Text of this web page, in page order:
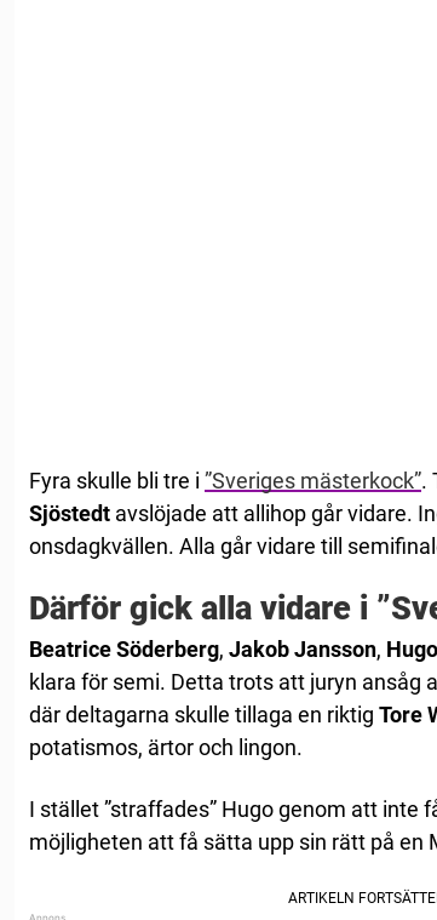
Fyra skulle bli tre i ”Sveriges mästerkock”.
Sjöstedt avslöjade att allihop går vidare.
onsdagkvällen. Alla går vidare till
Därför gick alla vidare i
Beatrice Söderberg, Jakob Jansson,
klara för semi. Detta trots att juryn ansåg
där deltagarna skulle tillaga en riktig Tore
potatismos, ärtor och lingon.
I stället ”straffades” Hugo genom att inte
möjligheten att få sätta upp sin rätt på en